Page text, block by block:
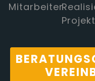
Mitarbeiter